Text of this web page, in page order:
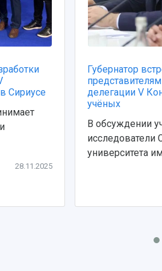
Сириусе
28.11.2025
Губернатор
делегации V
учёных
В обсуждении
исследователи
университета